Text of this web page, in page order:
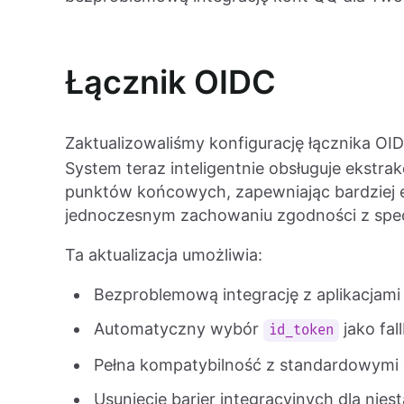
Łącznik OIDC
Zaktualizowaliśmy konfigurację łącznika
System teraz inteligentnie obsługuje
punktów końcowych, zapewniając
jednoczesnym zachowaniu zgodności z
Ta aktualizacja umożliwia:
Bezproblemową integrację z aplikacjami
Automatyczny wybór
id_token
jako
Pełna kompatybilność z
Usunięcie barier integracyjnych dla